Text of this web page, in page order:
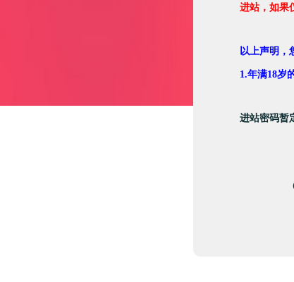
进站，如果
以上声明，
1.年满18岁
进站密码暂